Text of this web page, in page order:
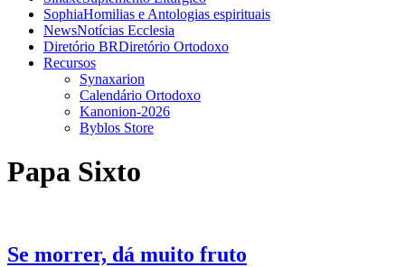
SophiaHomilias e Antologias espirituais
NewsNotícias Ecclesia
Diretório BRDiretório Ortodoxo
Recursos
Synaxarion
Calendário Ortodoxo
Kanonion-2026
Byblos Store
Papa Sixto
Se morrer, dá muito fruto